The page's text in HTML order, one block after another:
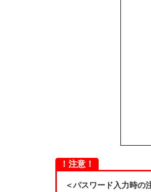
！注意！
＜パスワード入力時の